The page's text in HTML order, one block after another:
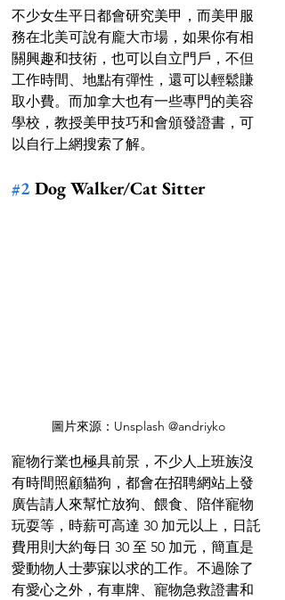
不少女生平日都會研究美甲，而美甲服
務在北美可說有龐大市場，如果你有相
關興趣和技術，也可以自立門戶，不但
工作時間、地點有彈性，還可以輕鬆賺
取小費。而加拿大也有一些專門的美容
學校，教授美甲技巧和會頒發證書，可
以自行上網搜索了解。
#2 Dog Walker/Cat Sitter
圖片來源：Unsplash @andriyko
寵物行業也極具前景，不少人上班族沒
有時間照顧貓狗，都會在招聘網站上發
廣告請人來幫忙放狗、餵食、陪伴寵物
玩耍等，時薪可高達 30 加元以上，日託
費用則大約每日 30 至 50 加元，簡直是
愛動物人士夢寐以求的工作。不過除了
有愛心之外，有車牌、寵物急救證書和